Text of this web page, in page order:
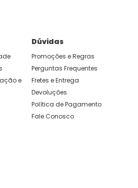
e
Dúvidas
Promoções e Regras
Perguntas Frequentes
Fretes e Entrega
Devoluções
Política de Pagamento
Fale Conosco